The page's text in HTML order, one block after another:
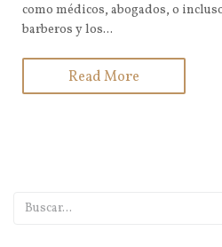
como médicos, abogados, o
barberos y los...
Read More